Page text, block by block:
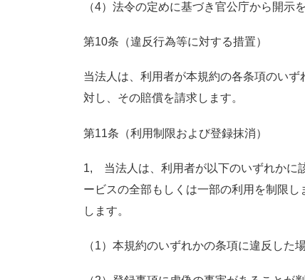
（4）法令の定めに基づき官公庁から開示
第10条（違反行為等に対する措置）
当法人は、利用者が本規約の各条項のい
対し、その賠償を請求します。
第11条（利用制限および登録抹消）
1, 当法人は、利用者が以下のいずれかに
ービスの全部もしくは一部の利用を制限
します。
（1）本規約のいずれかの条項に違反した